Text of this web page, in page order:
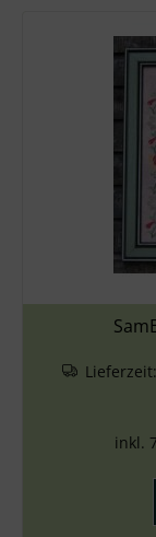
Lieferzeit:
inkl.